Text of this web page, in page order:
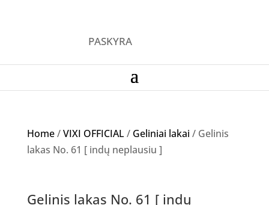
PASKYRA
Home/VIXI OFFICIAL/ Geliniai lakai / Gelinis
lakas No. 61 [ indų neplausiu ]
NETURIME
Gelinis lakas No. 61 [ indų